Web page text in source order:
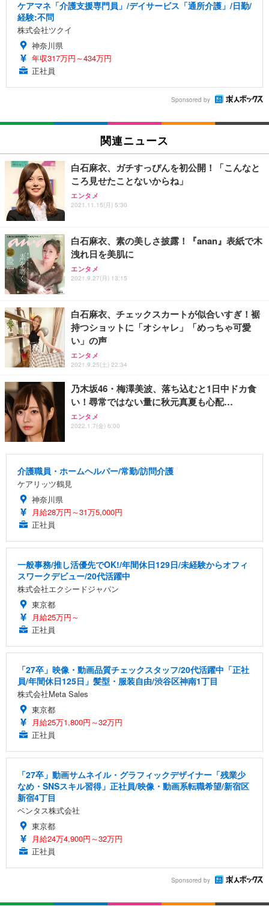
ケアマネ「介護支援専門員」/デイサービス「通所介護」/日勤/
経験:不問
株式会社ツクイ
神奈川県
年収317万円～434万円
正社員
Sponsored by
関連ニュース
白石麻衣、ガチすっぴんを初公開！「こんなと
ころ見せたことないからね」
エンタメ
2021.11.15(月) 5:30
白石麻衣、素の美しさ披露！『anan』表紙で木
洩れ日を美肌に
エンタメ
2021.9.27(月) 13:15
白石麻衣、チェックスカートが似合いすぎ！裾
持つショットに「オシャレ」「めっちゃ可愛
い」の声
エンタメ
2021.9.25(土) 22:34
乃木坂46・梅澤美波、落ち込むと1日中ドカ食
い！尋常ではない量に秋元真夏も心配…
エンタメ
2022.1.7(金) 6:00
介護職員・ホームヘルパー/常勤/訪問介護
ケアリッツ鶴見
神奈川県
月給28万円～31万5,000円
正社員
一般事務/推し活優先でOK!/年間休日129日/未経験からオフィ
スワークデビュー/20代活躍中
株式会社エクシードジャパン
東京都
月給25万円～
正社員
「27卒」映像・動画品質チェックスタッフ/20代活躍中「正社
員/年間休日125日」髪型・服装自由/渋谷区神南1丁目
株式会社Meta Sales
東京都
月給25万1,800円～32万円
正社員
「27卒」動画サムネイル・グラフィックデザイナー「残業少
なめ・SNSスキル習得」正社員/映像・動画系転職希望/新宿区
新宿4丁目
ベンタス株式会社
東京都
月給24万4,900円～32万円
正社員
Sponsored by